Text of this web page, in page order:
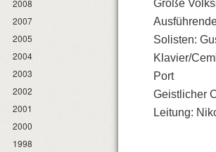
2008
2007
2005
2004
2003
2002
2001
2000
1998
Große
Solisten:
Klavier/
Port
Geistlicher
Leitung: